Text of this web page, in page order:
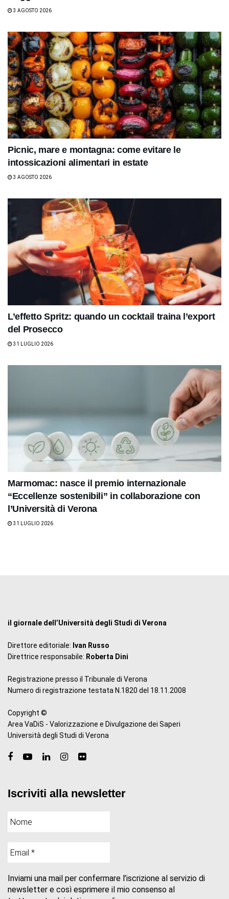
3 AGOSTO 2026
Picnic, mare e montagna: come evitare le
intossicazioni alimentari in estate
3 AGOSTO 2026
L’effetto Spritz: quando un cocktail traina l’export
del Prosecco
31 LUGLIO 2026
Marmomac: nasce il premio internazionale
“Eccellenze sostenibili” in collaborazione con
l’Università di Verona
31 LUGLIO 2026
il giornale dell’Università degli Studi di Verona
Direttore editoriale: Ivan Russo
Direttrice responsabile: Roberta Dini
Registrazione presso il Tribunale di Verona
Numero di registrazione testata N.1820 del 18.11.2008
Copyright ©
Area VaDiS - Valorizzazione e Divulgazione dei Saperi
Università degli Studi di Verona
Iscriviti alla newsletter
Inviami una mail per confermare l’iscrizione al servizio di
newsletter e così esprimere il mio consenso al